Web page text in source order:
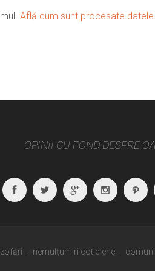
Află cum sunt procesate
OPINII CU FOND DESPRE
FacebookTwitterGoogle
Plus
nemulţumiri cotidiene